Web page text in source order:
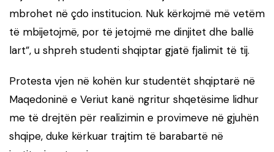
mbrohet në çdo institucion. Nuk kërkojmë më vetëm
të mbijetojmë, por të jetojmë me dinjitet dhe ballë
lart”, u shpreh studenti shqiptar gjatë fjalimit të tij.
Protesta vjen në kohën kur studentët shqiptarë në
Maqedoninë e Veriut kanë ngritur shqetësime lidhur
me të drejtën për realizimin e provimeve në gjuhën
shqipe, duke kërkuar trajtim të barabartë në